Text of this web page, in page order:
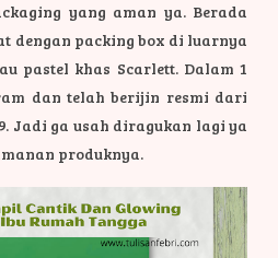
yang aman ya. Berada
dengan packing box di luarnya
pastel khas Scarlett. Dalam 1
dan telah berijin resmi dari
Jadi ga usah diragukan lagi ya
produknya.